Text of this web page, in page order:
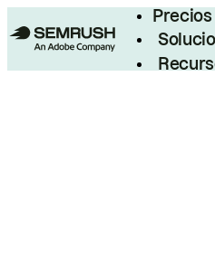
Precios